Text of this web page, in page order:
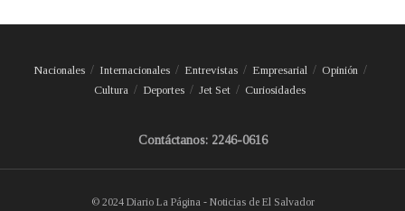
Nacionales Internacionales Entrevistas Empresarial
Opinión
Cultura
Deportes Jet Set Curiosidades
Contáctanos: 2246-0616
© 2024 Diario La Página - Noticias de El Salvador